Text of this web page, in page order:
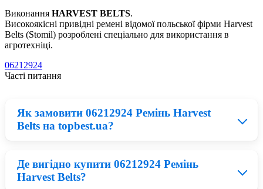
Виконання HARVEST BELTS.
Високоякісні привідні ремені відомої польської фірми Harvest
Belts (Stomil) розроблені спеціально для використання в
агротехніці.
06212924
Часті питання
Як замовити 06212924 Ремінь Harvest
Belts на topbest.ua?
Придбати 06212924 можна у нашому каталозі:
запчастини на Комбайн. По завершенню замовлення
Де вигідно купити 06212924 Ремінь
Harvest Belts?